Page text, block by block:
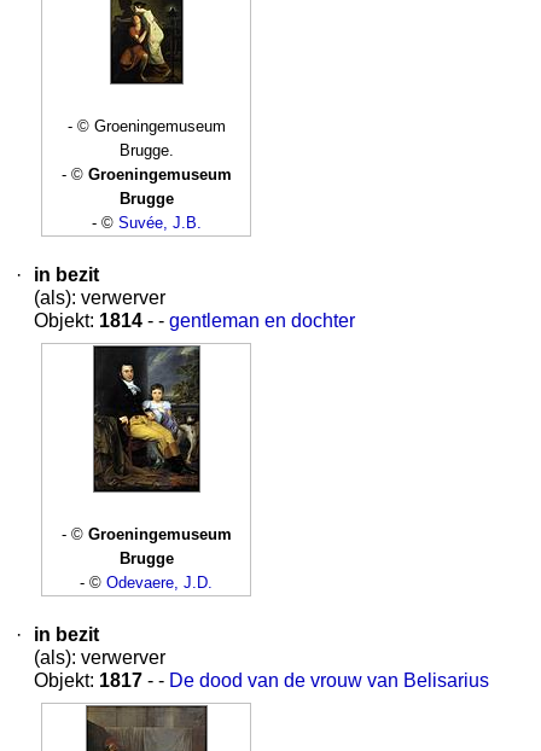
- © Groeningemuseum
Brugge.
- © Groeningemuseum
Brugge
- © Suvée, J.B.
·
in bezit
(als): verwerver
Objekt: 1814 - - gentleman en dochter
- © Groeningemuseum
Brugge
- © Odevaere, J.D.
·
in bezit
(als): verwerver
Objekt: 1817 - - De dood van de vrouw van Belisarius